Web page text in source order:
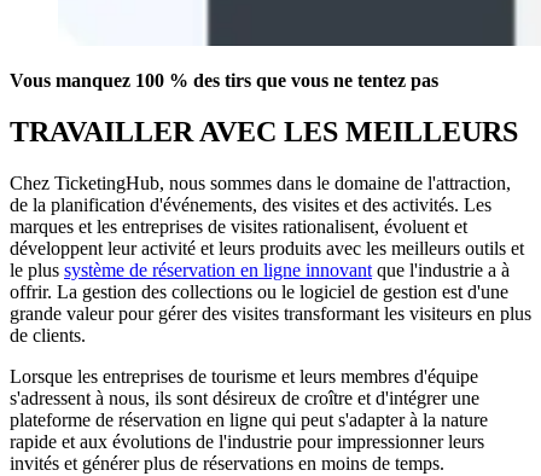
Vous manquez 100 % des tirs que vous ne tentez pas
TRAVAILLER AVEC LES MEILLEURS
Chez TicketingHub, nous sommes dans le domaine de l'attraction,
de la planification d'événements, des visites et des activités. Les
marques et les entreprises de visites rationalisent, évoluent et
développent leur activité et leurs produits avec les meilleurs outils et
le plus système de réservation en ligne innovant que l'industrie a à
offrir. La gestion des collections ou le logiciel de gestion est d'une
grande valeur pour gérer des visites transformant les visiteurs en plus
de clients.
Lorsque les entreprises de tourisme et leurs membres d'équipe
s'adressent à nous, ils sont désireux de croître et d'intégrer une
plateforme de réservation en ligne qui peut s'adapter à la nature
rapide et aux évolutions de l'industrie pour impressionner leurs
invités et générer plus de réservations en moins de temps.